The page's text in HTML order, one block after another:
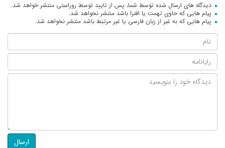
دیدگاه های ارسال شده توسط شما، پس از تایید توسط روراستی منتشر خواهد شد.
پیام هایی که حاوی تهمت یا افترا باشد منتشر نخواهد شد.
پیام هایی که به غیر از زبان فارسی یا غیر مرتبط باشد منتشر نخواهد شد.
ارسال